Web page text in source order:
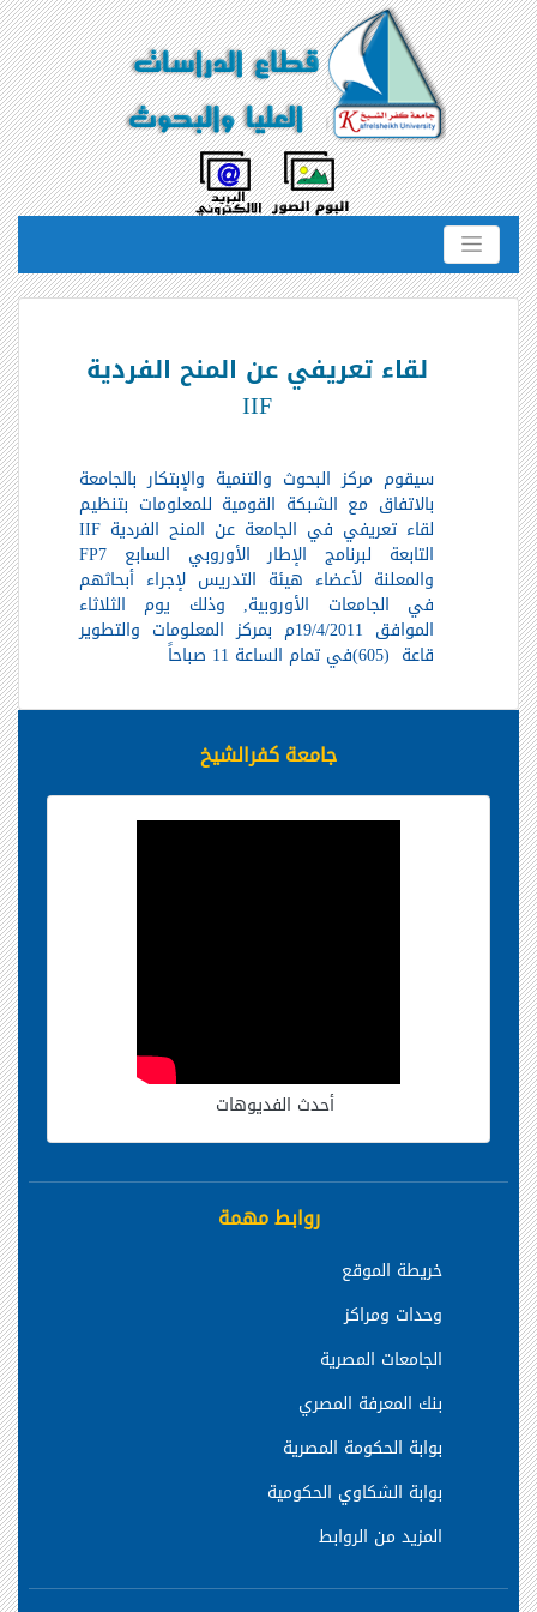
لقاء تعريفي عن المنح الفردية
IIF
سيقوم مركز البحوث والتنمية والإبتكار بالجامعة
بالاتفاق مع الشبكة القومية للمعلومات بتنظيم
لقاء تعريفي في الجامعة عن المنح الفردية IIF
التابعة لبرنامج الإطار الأوروبي السابع FP7
والمعلنة لأعضاء هيئة التدريس لإجراء أبحاثهم
في الجامعات الأوروبية, وذلك يوم الثلاثاء
الموافق 19/4/2011م بمركز المعلومات والتطوير
قاعة (605)في تمام الساعة 11 صباحاً
جامعة كفرالشيخ
أحدث الفديوهات
روابط مهمة
خريطة الموقع
وحدات ومراكز
الجامعات المصرية
بنك المعرفة المصري
بوابة الحكومة المصرية
بوابة الشكاوي الحكومية
المزيد من الروابط